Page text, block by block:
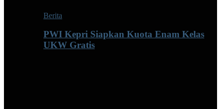
Berita
PWI Kepri Siapkan Kuota Enam Kelas
UKW Gratis